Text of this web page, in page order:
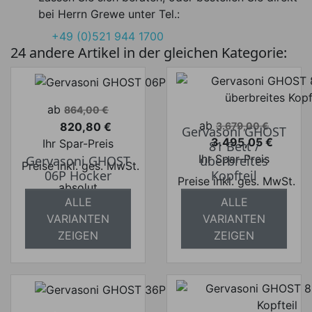
bei Herrn Grewe unter Tel.:
+49 (0)521 944 1700
24 andere Artikel in der gleichen Kategorie:
Verkaufspreis
ab 864,00 €
Preis
820,80 €
Ihr Spar-Preis
Preise inkl. ges. MwSt.
absolut
versandkostenfrei
Gervasoni GHOST
06P Hocker
ALLE
VARIANTEN
ZEIGEN
Verkaufspreis
ab 3.679,00 €
Preis
3.495,05 €
Ihr Spar-Preis
Preise inkl. ges. MwSt.
absolut
versandkostenfrei
Gervasoni GHOST
81 Bett /
überbreites
Kopfteil
ALLE
VARIANTEN
ZEIGEN